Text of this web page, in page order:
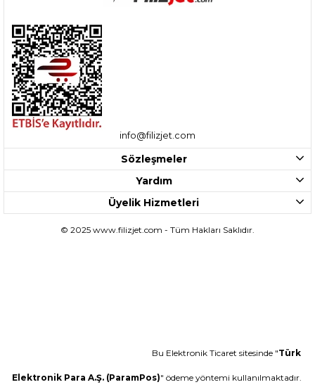
info@filizjet.com
Sözleşmeler
Yardım
Üyelik Hizmetleri
© 2025 www.filizjet.com - Tüm Hakları Saklıdır.
Bu Elektronik Ticaret sitesinde "Türk
Elektronik Para A.Ş. (ParamPos)" ödeme yöntemi kullanılmaktadır.